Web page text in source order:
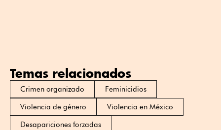
Temas relacionados
Crimen organizado
Feminicidios
Violencia de género
Violencia en México
Desapariciones forzadas